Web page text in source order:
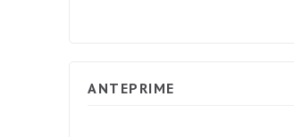
ANTEPRIME